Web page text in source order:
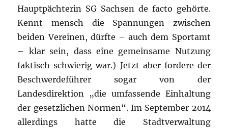
Hauptpächterin SG Sachsen de facto gehörte.
Kennt mensch die Spannungen zwischen
beiden Vereinen, dürfte – auch dem Sportamt
– klar sein, dass eine gemeinsame Nutzung
faktisch schwierig war.) Jetzt aber fordere der
Beschwerdeführer sogar von der
Landesdirektion „die umfassende Einhaltung
der gesetzlichen Normen“. Im September 2014
allerdings hatte die Stadtverwaltung